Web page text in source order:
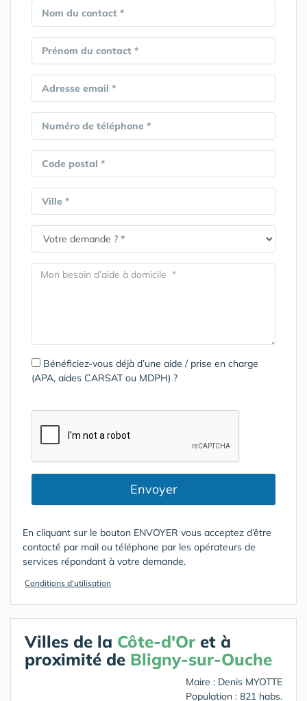
Nom du contact *
Prénom du contact *
Adresse email *
Numéro de téléphone *
Code postal *
Ville *
Bénéficiez-vous déjà d’une aide / prise en charge
(APA, aides CARSAT ou MDPH) ?
Envoyer
En cliquant sur le bouton ENVOYER vous acceptez d’être
contacté par mail ou téléphone par les opérateurs de
services répondant à votre demande.
Conditions d'utilisation
Villes de la Côte-d'Or et à
proximité de Bligny-sur-Ouche
Maire : Denis MYOTTE
Population : 821 habs.